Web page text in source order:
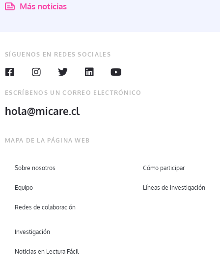
Más noticias
SÍGUENOS EN REDES SOCIALES
ESCRÍBENOS UN CORREO ELECTRÓNICO
hola@micare.cl
MAPA DE LA PÁGINA WEB
Sobre nosotros
Equipo
Redes de colaboración
Cómo participar
Líneas de investigación
Investigación
Noticias en Lectura Fácil